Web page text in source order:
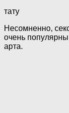
тату
Несомненно,
очень
арта.